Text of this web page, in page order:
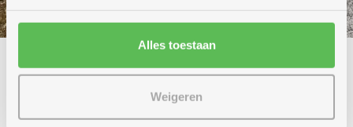
Alles toestaan
Weigeren